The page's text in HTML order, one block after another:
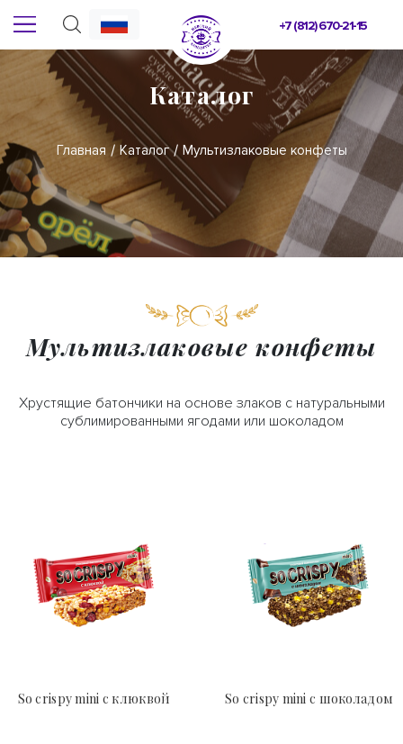
+7 (812) 670-21-15
Каталог
Главная Каталог Мультизлаковые конфеты
Мультизлаковые конфеты
Хрустящие батончики на основе злаков с натуральными
сублимированными ягодами или шоколадом
So crispy mini с клюквой So crispy mini с шоколадом